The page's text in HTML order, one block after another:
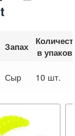
Запах
в
Сыр 10 шт.